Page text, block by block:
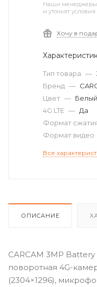
Наши менеджеры
и уточнят условия
Хочу в
Тип товара —
Бренд —
Цвет — Белый
4G LTE — Да
Формат
Формат видео
Все
ОПИСАНИЕ
CARCAM 3MP Battery
поворотная 4G-
(2304×1296),